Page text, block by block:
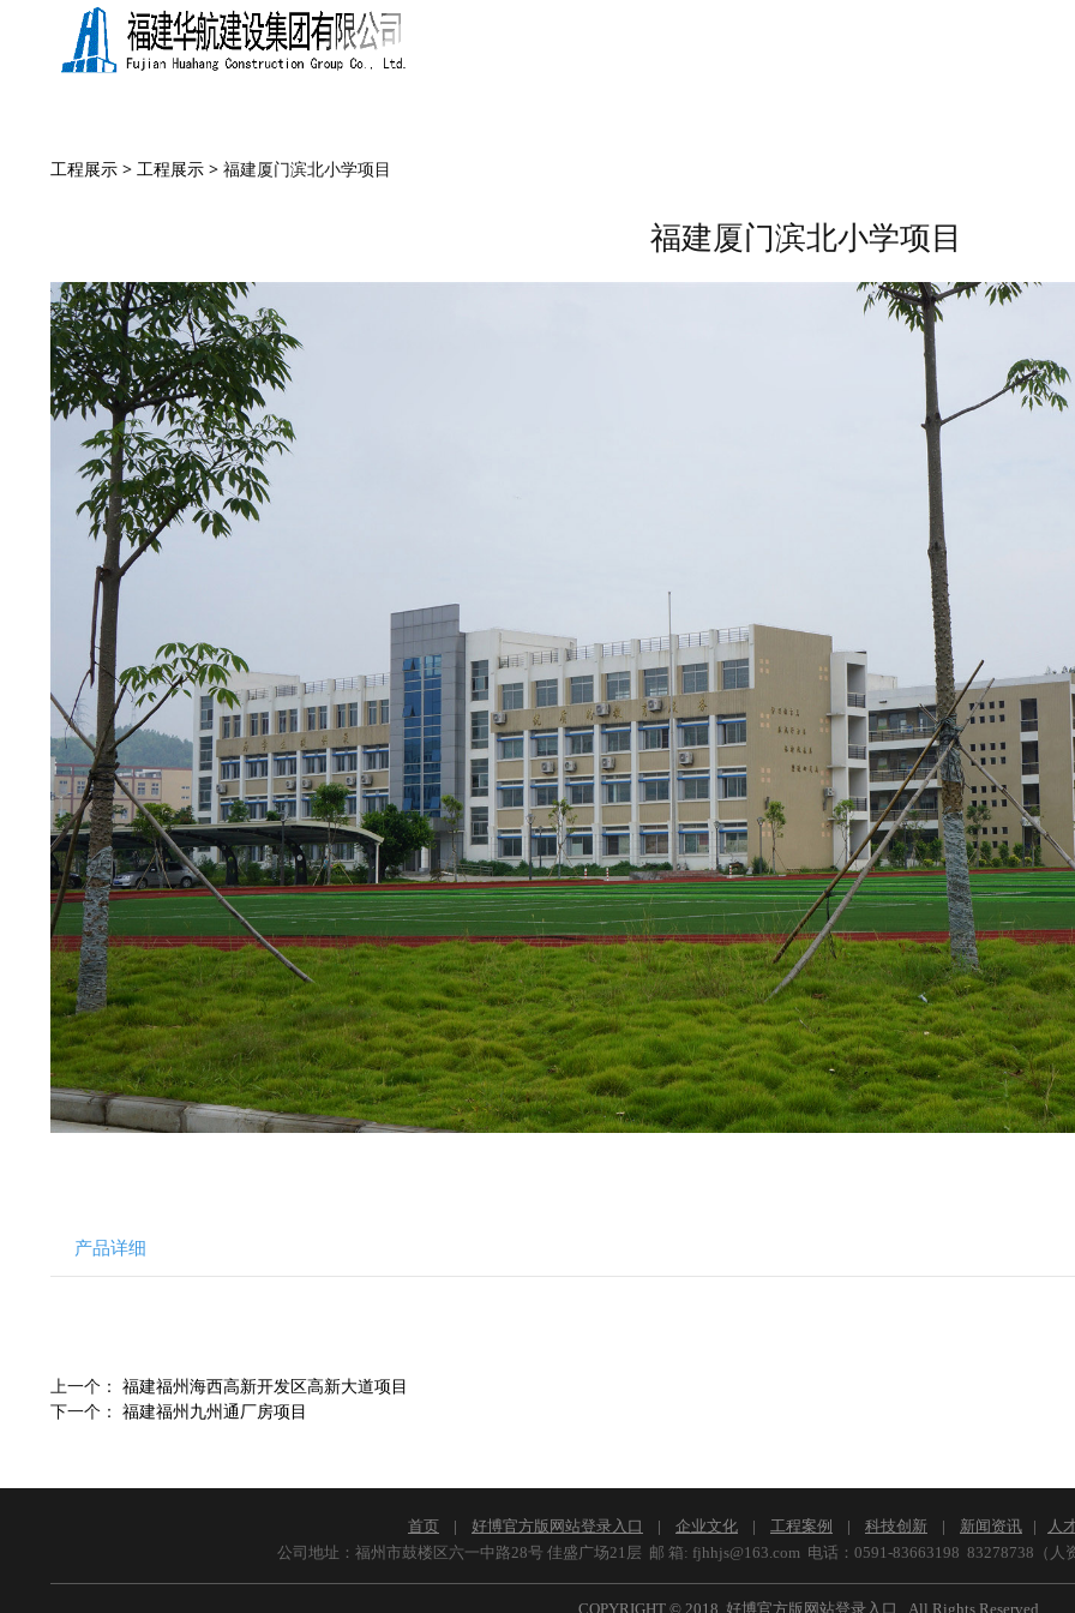
福建厦门滨北小学项目
工程展示 > 工程展示 > 福建厦门滨北小学项目
福建厦门滨北小学项目
产品详细
上一个： 福建福州海西高新开发区高新大道项目
下一个： 福建福州九州通厂房项目
首页 | 好博官方版网站登录入口 | 企业文化 | 工程案例 | 科技创新 | 新闻资讯 | 人
公司地址：福州市鼓楼区六一中路28号 佳盛广场21层 邮 箱: fjhhjs@163.com 电话：0591-83663198 83278738（人
COPYRIGHT © 2018 好博官方版网站登录入口 , All Rights Reserved